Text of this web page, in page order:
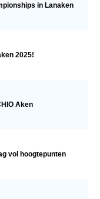
in Lanaken
2025!
Aken
vol hoogtepunten